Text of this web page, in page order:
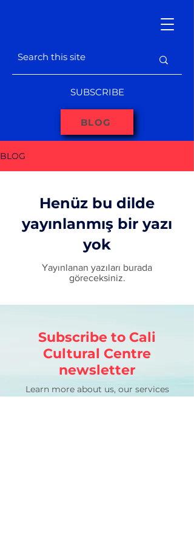
BLOG
SUBSCRIBE
BLOG
Henüz bu dilde
yayınlanmış bir yazı
yok
Yayınlanan yazıları burada
göreceksiniz.
Subscribe to Cali
Cultural Centre
newsletter
Learn more about us, our services
and promotions